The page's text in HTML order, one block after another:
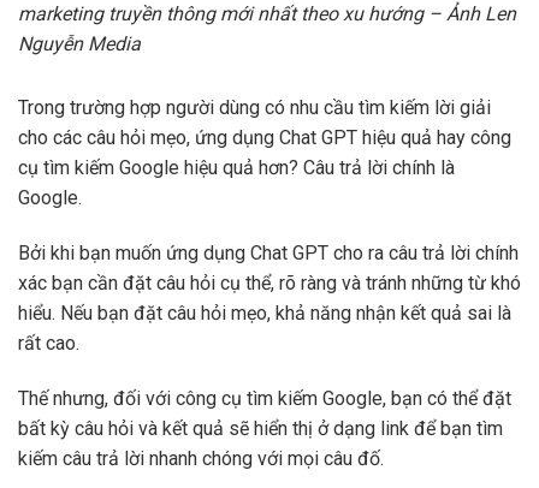
marketing truyền thông mới nhất theo xu hướng – Ảnh Len
Nguyễn Media
Trong trường hợp người dùng có nhu cầu tìm kiếm lời giải
cho các câu hỏi mẹo, ứng dụng Chat GPT hiệu quả hay công
cụ tìm kiếm Google hiệu quả hơn? Câu trả lời chính là
Google.
Bởi khi bạn muốn ứng dụng Chat GPT cho ra câu trả lời chính
xác bạn cần đặt câu hỏi cụ thể, rõ ràng và tránh những từ khó
hiểu. Nếu bạn đặt câu hỏi mẹo, khả năng nhận kết quả sai là
rất cao.
Thế nhưng, đối với công cụ tìm kiếm Google, bạn có thể đặt
bất kỳ câu hỏi và kết quả sẽ hiển thị ở dạng link để bạn tìm
kiếm câu trả lời nhanh chóng với mọi câu đố.